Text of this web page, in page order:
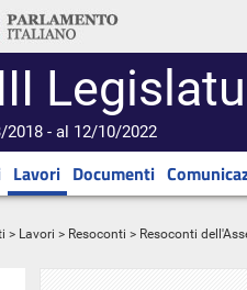
2018 - al 12/10/2022
Lavori Documenti
> Lavori > Resoconti > Resoconti